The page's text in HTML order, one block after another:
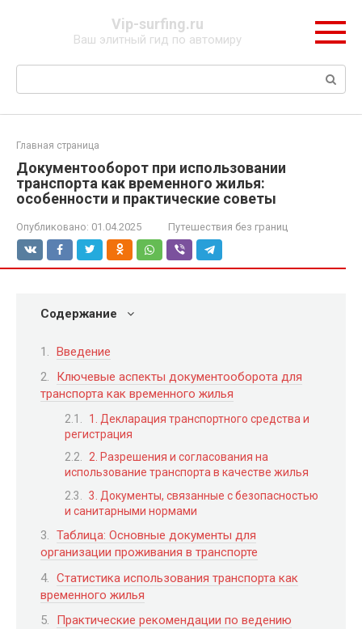
Vip-surfing.ru
Ваш элитный гид по автомиру
Поиск:
Главная страница
Документооборот при использовании
транспорта как временного жилья:
особенности и практические советы
Опубликовано: 01.04.2025 Путешествия без границ
Содержание
Введение
Ключевые аспекты документооборота для
транспорта как временного жилья
1. Декларация транспортного средства и
регистрация
2. Разрешения и согласования на
использование транспорта в качестве жилья
3. Документы, связанные с безопасностью
и санитарными нормами
Таблица: Основные документы для
организации проживания в транспорте
Статистика использования транспорта как
временного жилья
Практические рекомендации по ведению